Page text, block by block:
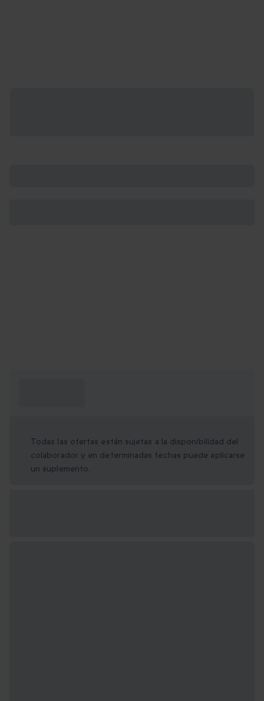
Todas las ofertas están sujetas a la disponibilidad del
colaborador y en determinadas fechas puede aplicarse
un suplemento.